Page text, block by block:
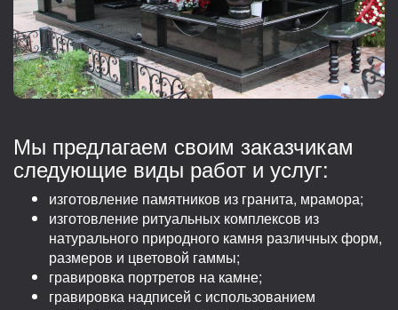
Мы предлагаем своим заказчикам
следующие виды работ и услуг:
изготовление памятников из гранита, мрамора;
изготовление ритуальных комплексов из
натурального природного камня различных форм,
размеров и цветовой гаммы;
гравировка портретов на камне;
гравировка надписей с использованием